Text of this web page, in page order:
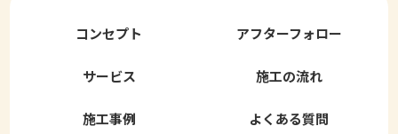
コンセプト アフターフォロー
サービス 施工の流れ
施工事例 よくある質問